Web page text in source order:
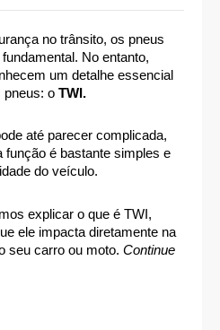
no trânsito, os pneus
No entanto,
um detalhe essencial
pneus: o TWI.
até parecer complicada,
função é bastante simples e
do veículo.
explicar o que é TWI,
ele impacta diretamente na
seu carro ou moto. Continue